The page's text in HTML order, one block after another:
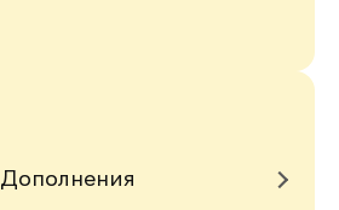
Дополнения